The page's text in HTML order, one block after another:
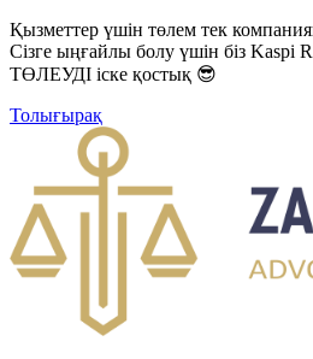
Қызметтер үшін төлем тек
Сізге ыңғайлы болу үшін біз
ТӨЛЕУДІ іске қостық 😎
Толығырақ